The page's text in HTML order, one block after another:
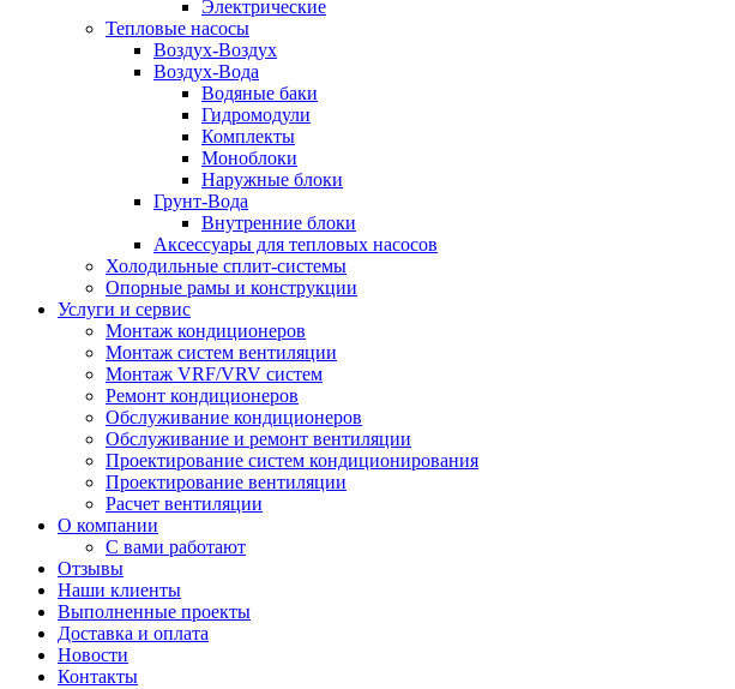
Электрические
Тепловые насосы
Воздух-Воздух
Воздух-Вода
Водяные баки
Гидромодули
Комплекты
Моноблоки
Наружные блоки
Грунт-Вода
Внутренние блоки
Аксессуары для тепловых насосов
Холодильные сплит-системы
Опорные рамы и конструкции
Услуги и сервис
Монтаж кондиционеров
Монтаж систем вентиляции
Монтаж VRF/VRV систем
Ремонт кондиционеров
Обслуживание кондиционеров
Обслуживание и ремонт вентиляции
Проектирование систем кондиционирования
Проектирование вентиляции
Расчет вентиляции
О компании
С вами работают
Отзывы
Наши клиенты
Выполненные проекты
Доставка и оплата
Новости
Контакты